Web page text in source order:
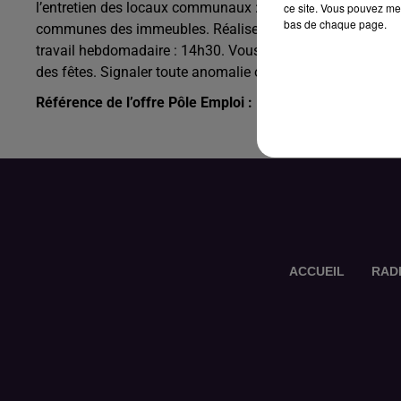
l’entretien des locaux communaux : salle des fêtes,
communes des immeubles. Réaliser les états des lieux
travail hebdomadaire : 14h30. Vous devrez aussi réaliser
des fêtes. Signaler toute anomalie ou dégradation. Gérer
Référence de l’offre Pôle Emploi : 148JFZC
ACCUEIL
ce site. Vous pouvez
bas de chaque page.